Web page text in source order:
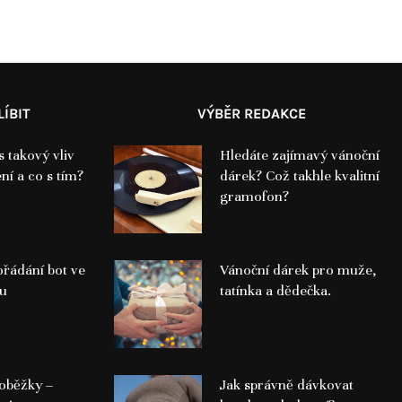
takový vliv
a co s tím?
bot ve
–
VÝBĚR REDAKCE
Hledáte zajímavý vánoční
dárek? Což takhle kvalitní
gramofon?
Vánoční dárek pro muže,
tatínka a dědečka.
Jak správně dávkovat